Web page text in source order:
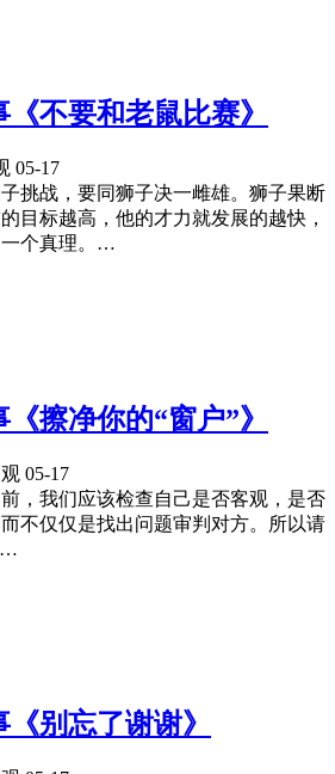
不要和老鼠比赛》
05-17
挑战，要同狮子决一雌雄。狮子果断
目标越高，他的才力就发展的越快，
一个真理。…
擦净你的“窗户”》
05-17
，我们应该检查自己是否客观，是否
不仅仅是找出问题审判对方。所以请
…
别忘了谢谢》